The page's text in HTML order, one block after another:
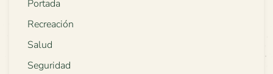
Portada
Recreación
Salud
Seguridad